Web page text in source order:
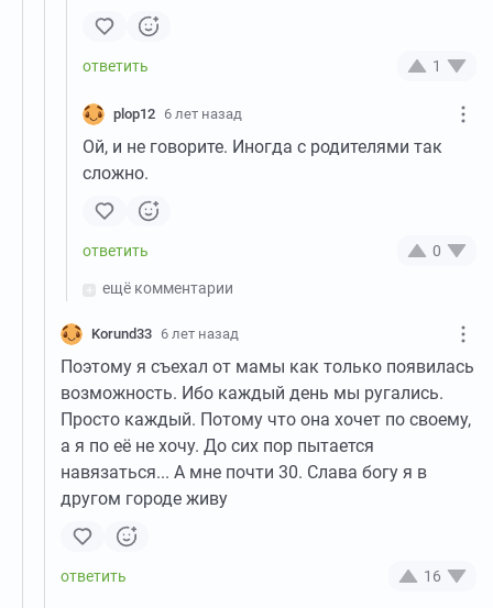
1
plop12 6 лет назад
Ой, и не говорите. Иногда с родителями так
сложно.
0
ещё комментарии
Korund33 6 лет назад
Поэтому я съехал от мамы как только появилась
возможность. Ибо каждый день мы ругались.
Просто каждый. Потому что она хочет по своему,
а я по её не хочу. До сих пор пытается
навязаться... А мне почти 30. Слава богу я в
другом городе живу
16